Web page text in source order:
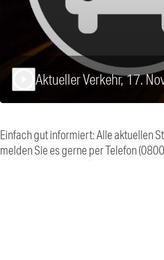
Aktueller Verkehr, 17.
Einfach gut informiert: Alle aktuellen
melden Sie es gerne per Telefon